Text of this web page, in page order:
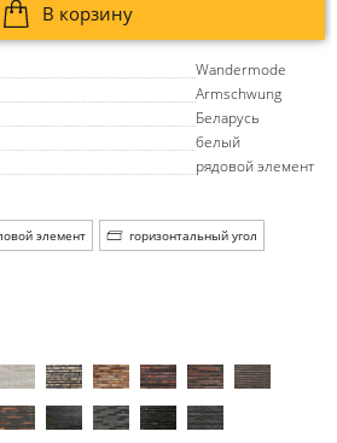
Wandermode
Armschwung
Беларусь
белый
рядовой элемент
элемент горизонтальный угол
В корзину